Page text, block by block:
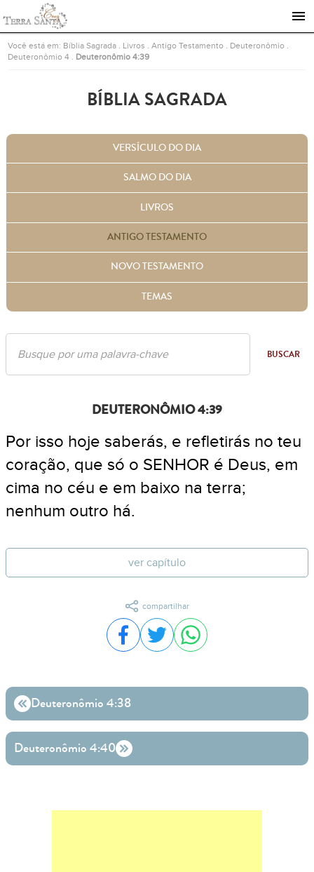
Ir para a página inicial
Você está em: Bíblia Sagrada Livros .Antigo Testamento Deuteronômio
Deuteronômio 4
Deuteronômio 4:39
BÍBLIA SAGRADA
VERSÍCULO DO DIA
SALMO DO DIA
LIVROS
ANTIGO TESTAMENTO
NOVO TESTAMENTO
TEMAS
BUSCAR
DEUTERONÔMIO 4:39
Por isso hoje saberás, e refletirás no teu
coração, que só o SENHOR é Deus, em
cima no céu e em baixo na terra;
nenhum outro há.
ver capítulo
compartilhar
Compartilhar no Facebook
Compartilhar no Twitter
Compartilhar no
Deuteronômio 4:38
Deuteronômio 4:40